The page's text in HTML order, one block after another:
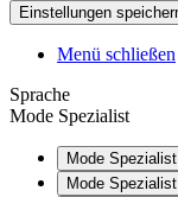
Menü schließen
Sprache
Mode Spezialist
Mode Spezialist
Mode